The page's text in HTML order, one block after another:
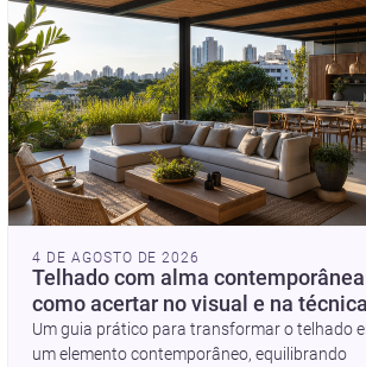
4 DE AGOSTO DE 2026
Telhado com alma
como acertar no visual e na técnica
Um guia prático para transformar o telhado
um elemento contemporâneo, equilibrando